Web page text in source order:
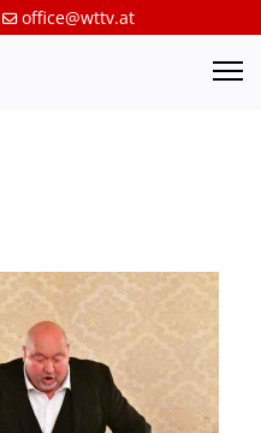
office@wttv.at